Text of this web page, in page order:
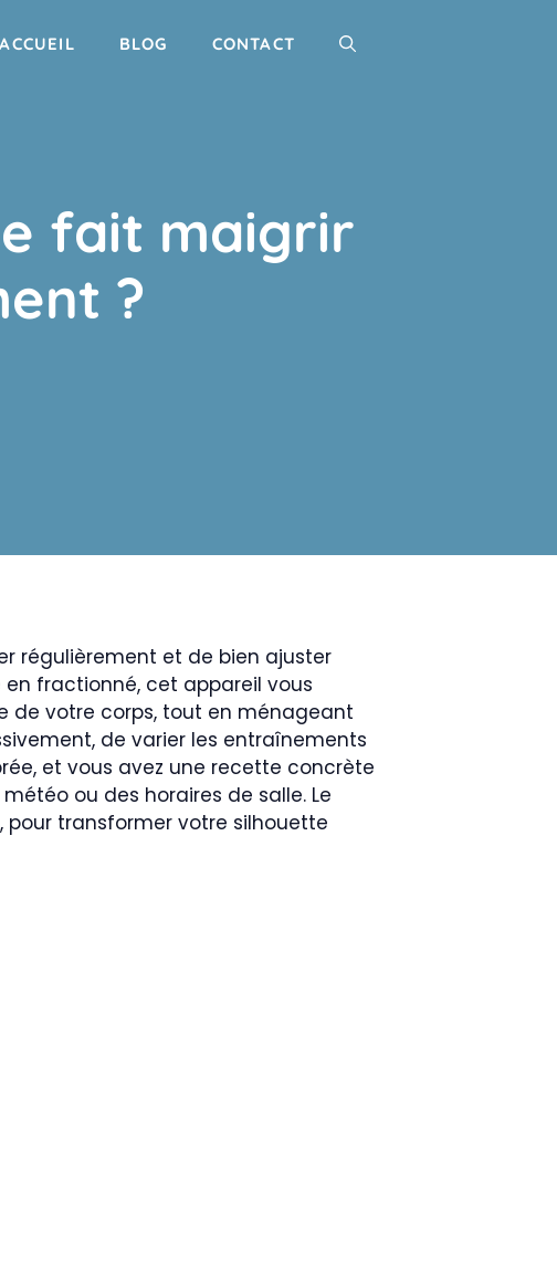
ACCUEIL BLOG CONTACT
fait maigrir
?
régulièrement et de bien ajuster
en fractionné, cet appareil vous
de votre corps, tout en ménageant
de varier les entraînements
et vous avez une recette concrète
ou des horaires de salle. Le
transformer votre silhouette